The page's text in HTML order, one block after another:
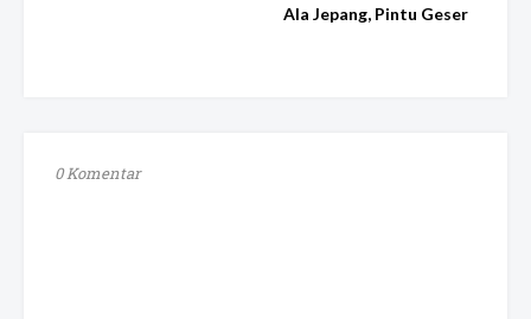
Ala Jepang, Pintu Geser
0 Komentar